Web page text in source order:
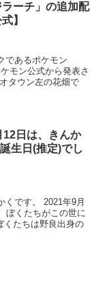
ラーチ」の追加配
】
であるポケモン
モン公式から発表さ
タウン左の花畑で
12日は、きんか
生日(推定)でし
くです。 2021年9月
ぼくたちがこの世に
くたちは野良出身の